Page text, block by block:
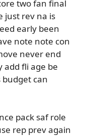
two fan final
just rev na is
early been
note note con
never end
add fli age be
can
pack saf role
rep prev again